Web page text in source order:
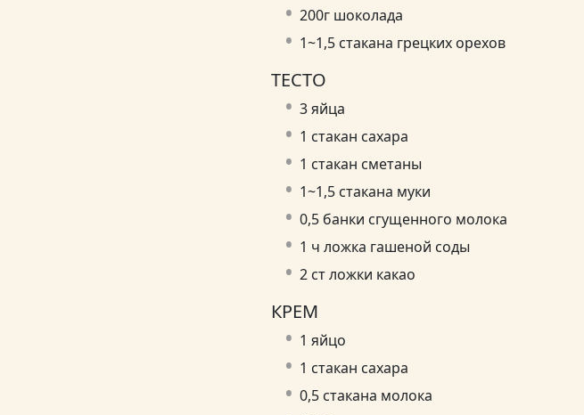
200г шоколада
1~1,5 стакана грецких орехов
ТЕСТО
3 яйца
1 стакан сахара
1 стакан сметаны
1~1,5 стакана муки
0,5 банки сгущенного молока
1 ч ложка гашеной соды
2 ст ложки какао
КРЕМ
1 яйцо
1 стакан сахара
0,5 стакана молока